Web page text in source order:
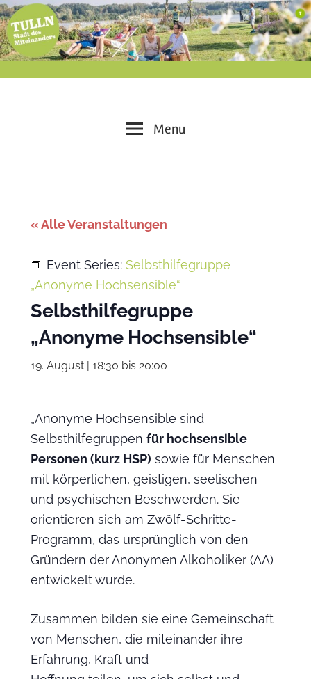
Skip
to
content
des
gestalten
Menu
« Alle Veranstaltungen
Event Series: Selbsthilfegruppe
„Anonyme Hochsensible“
Selbsthilfegruppe
„Anonyme Hochsensible“
19. August | 18:30 bis 20:00
„Anonyme Hochsensible sind
Selbsthilfegruppen für hochsensible
Personen (kurz HSP) sowie für Menschen
mit körperlichen, geistigen, seelischen
und psychischen Beschwerden. Sie
orientieren sich am Zwölf-Schritte-
Programm, das ursprünglich von den
Gründern der Anonymen Alkoholiker (AA)
entwickelt wurde.
Zusammen bilden sie eine Gemeinschaft
von Menschen, die miteinander ihre
Erfahrung, Kraft und